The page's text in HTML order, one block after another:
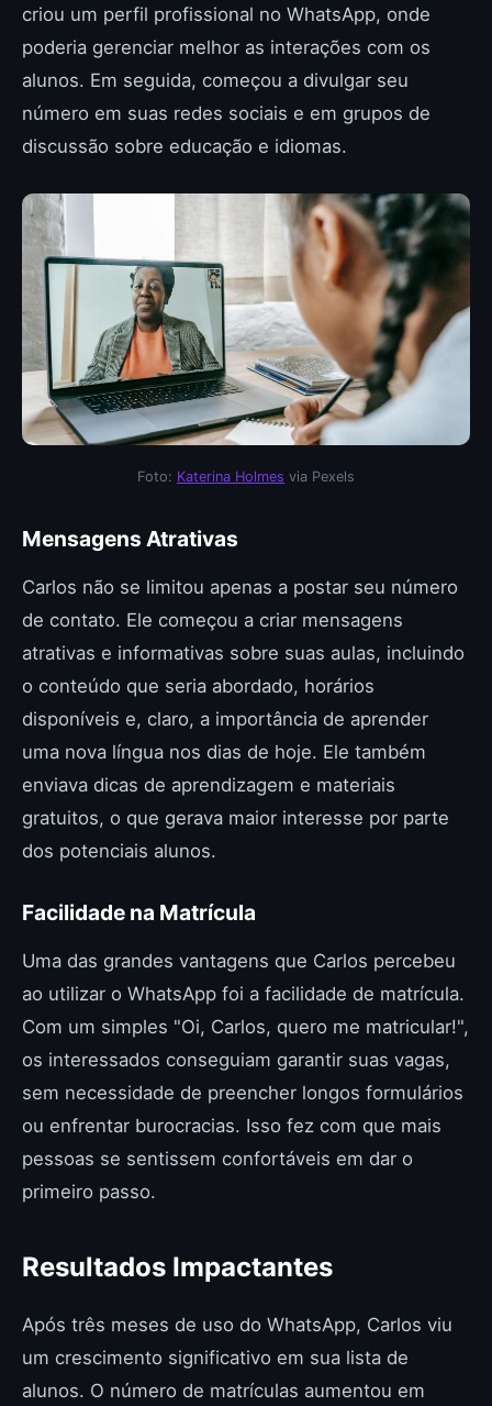
criou um perfil profissional no WhatsApp, onde
poderia gerenciar melhor as interações com os
alunos. Em seguida, começou a divulgar seu
número em suas redes sociais e em grupos de
discussão sobre educação e idiomas.
Foto: Katerina Holmes via Pexels
Mensagens Atrativas
Carlos não se limitou apenas a postar seu número
de contato. Ele começou a criar mensagens
atrativas e informativas sobre suas aulas, incluindo
o conteúdo que seria abordado, horários
disponíveis e, claro, a importância de aprender
uma nova língua nos dias de hoje. Ele também
enviava dicas de aprendizagem e materiais
gratuitos, o que gerava maior interesse por parte
dos potenciais alunos.
Facilidade na Matrícula
Uma das grandes vantagens que Carlos percebeu
ao utilizar o WhatsApp foi a facilidade de matrícula.
Com um simples "Oi, Carlos, quero me matricular!",
os interessados conseguiam garantir suas vagas,
sem necessidade de preencher longos formulários
ou enfrentar burocracias. Isso fez com que mais
pessoas se sentissem confortáveis em dar o
primeiro passo.
Resultados Impactantes
Após três meses de uso do WhatsApp, Carlos viu
um crescimento significativo em sua lista de
alunos. O número de matrículas aumentou em